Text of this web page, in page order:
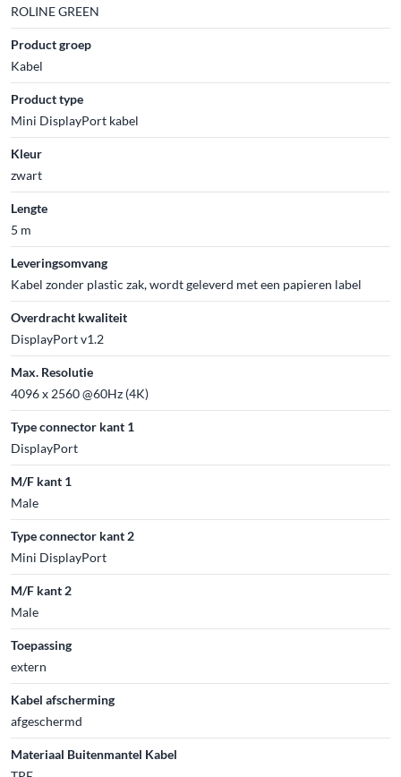
ROLINE GREEN
Product groep
Kabel
Product type
Mini DisplayPort kabel
Kleur
zwart
Lengte
5 m
Leveringsomvang
Kabel zonder plastic zak, wordt geleverd met een papieren label
Overdracht kwaliteit
DisplayPort v1.2
Max. Resolutie
4096 x 2560 @60Hz (4K)
Type connector kant 1
DisplayPort
M/F kant 1
Male
Type connector kant 2
Mini DisplayPort
M/F kant 2
Male
Toepassing
extern
Kabel afscherming
afgeschermd
Materiaal Buitenmantel Kabel